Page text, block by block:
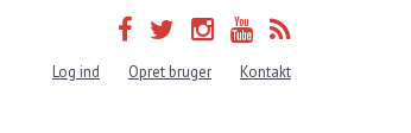
Log ind Opret bruger Kontakt